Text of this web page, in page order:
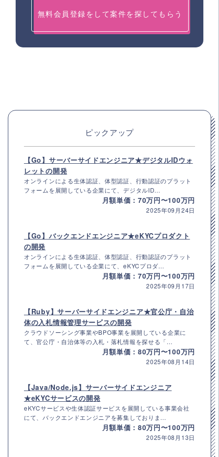
無料会員登録をして案件を探してもらう
ピックアップ
【Go】サーバーサイドエンジニア★デジタルIDウォ
レットの開発
オンラインによる生体認証、体型認証、行動認証のプラット
フォームを展開している企業にて、デジタルID...
月額単価：70万円〜100万円
2025年09月24日
【Go】バックエンドエンジニア★eKYCプロダクト
の開発
オンラインによる生体認証、体型認証、行動認証のプラット
フォームを展開している企業にて、eKYCプロダ...
月額単価：70万円〜100万円
2025年09月17日
【Ruby】サーバーサイドエンジニア★官公庁・自治
体の入札情報管理サービスの開発
クラウドソーシング事業やBPO事業を展開している企業に
て、官公庁・自治体等の入札・落札情報を探せる「...
月額単価：80万円〜100万円
2025年08月14日
【Java/Node.js】サーバーサイドエンジニア
★eKYCサービスの開発
eKYCサービスや生体認証サービスを展開している事業会社
にて、バックエンドエンジニアを募集しておりま...
月額単価：80万円〜100万円
2025年08月13日